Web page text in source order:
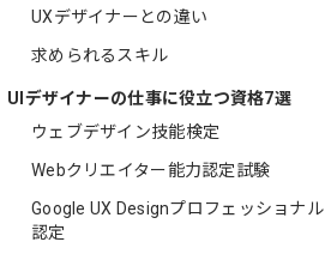
UXデザイナーとの違い
求められるスキル
UIデザイナーの仕事に役立つ資格7選
ウェブデザイン技能検定
Webクリエイター能力認定試験
Google UX Designプロフェッショナル
認定